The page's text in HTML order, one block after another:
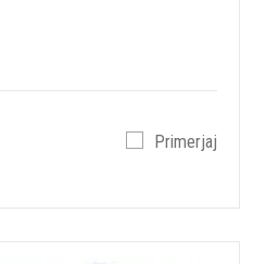
Primerjaj